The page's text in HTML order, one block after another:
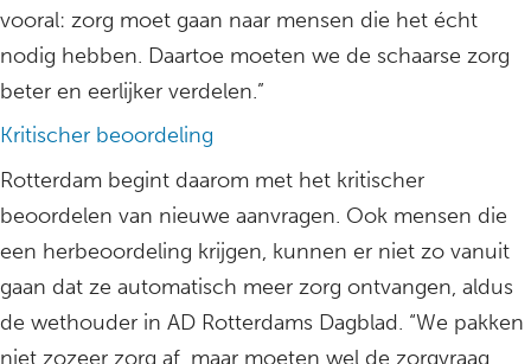
vooral: zorg moet gaan naar mensen die het écht
nodig hebben. Daartoe moeten we de schaarse zorg
beter en eerlijker verdelen.”
Kritischer beoordeling
Rotterdam begint daarom met het kritischer
beoordelen van nieuwe aanvragen. Ook mensen die
een herbeoordeling krijgen, kunnen er niet zo vanuit
gaan dat ze automatisch meer zorg ontvangen, aldus
de wethouder in AD Rotterdams Dagblad. “We pakken
niet zozeer zorg af, maar moeten wel de zorgvraag